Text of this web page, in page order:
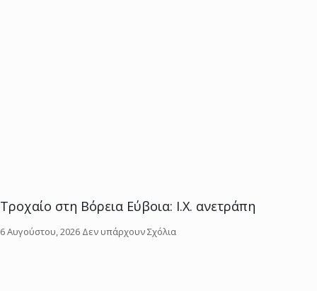
Τροχαίο στη Βόρεια Εύβοια: Ι.Χ. ανετράπη
6 Αυγούστου, 2026 Δεν υπάρχουν Σχόλια